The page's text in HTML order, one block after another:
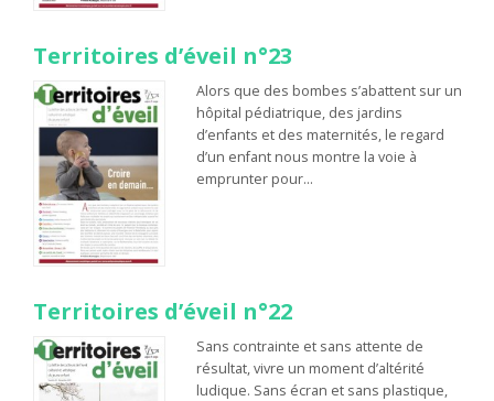
Territoires d’éveil n°23
Alors que des bombes s’abattent sur un
hôpital pédiatrique, des jardins
d’enfants et des maternités, le regard
d’un enfant nous montre la voie à
emprunter pour…
Territoires d’éveil n°22
Sans contrainte et sans attente de
résultat, vivre un moment d’altérité
ludique. Sans écran et sans plastique,